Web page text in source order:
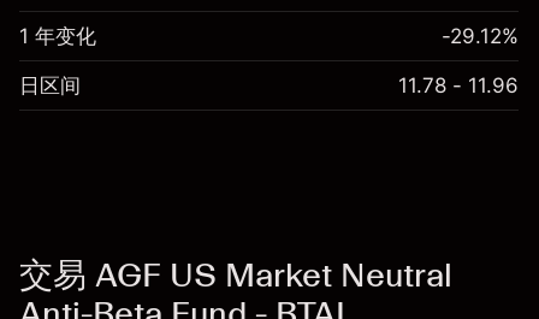
1 年变化 -29.12%
日区间 11.78 - 11.96
交易 AGF US Market Neutral